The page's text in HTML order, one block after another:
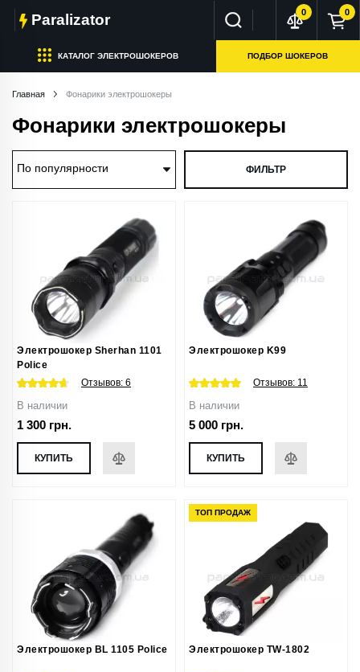
КАТАЛОГ ЭЛЕКТРОШОКЕРОВ ПОДБОР ШОКЕРОВ
Paralizator 0 0
Главная Фонарики электрошокеры
Фонарики электрошокеры
ФИЛЬТР
Электрошокер Sherhan 1101
Police
Отзывов: 6
В наличии
1 300 грн.
КУПИТЬ
Электрошокер K99
Отзывов: 11
В наличии
5 000 грн.
КУПИТЬ
Электрошокер BL 1105 Police
ТОП ПРОДАЖ
Электрошокер TW-1802